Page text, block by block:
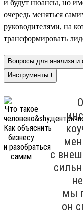
и будут нюансы, но
очередь меняться
руководителями, на
трансформировать
Вопросы для анализа и
Инструменты ⭣
с
мы
он